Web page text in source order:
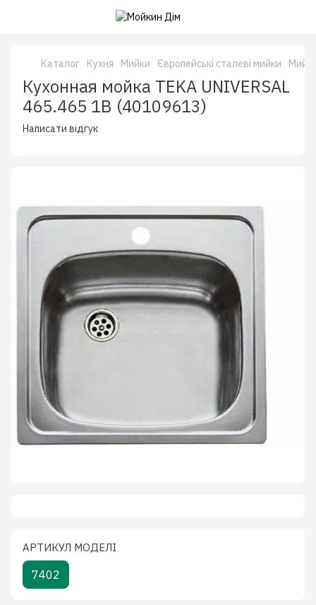
Каталог Кухня Мийки Європейські сталеві мийки
Кухонная мойка TEKA UNIVERSAL
465.465 1B (40109613)
Написати відгук
АРТИКУЛ МОДЕЛІ
7402